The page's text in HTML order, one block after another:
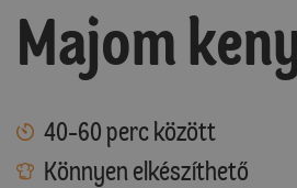
Majom
40-60 perc között
Könnyen elkészíthető